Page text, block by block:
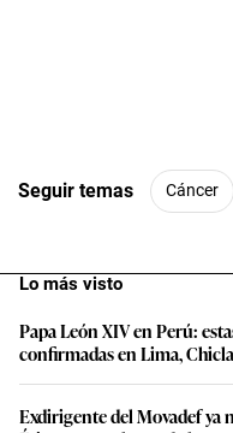
Seguir temas Cáncer
Lo más visto
Papa León XIV en Perú:
confirmadas en Lima,
Exdirigente del Movadef ya